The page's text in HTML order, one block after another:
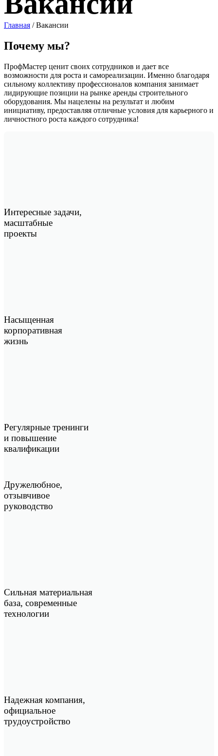
Главная /Вакансии
Почему мы?
ПрофМастер ценит своих сотрудников и дает все
возможности для роста и самореализации. Именно благодаря
сильному коллективу профессионалов компания занимает
лидирующие позиции на рынке аренды строительного
оборудования. Мы нацелены на результат и любим
инициативу, предоставляя отличные условия для карьерного и
личностного роста каждого сотрудника!
Интересные задачи,
масштабные
проекты
Насыщенная
корпоративная
жизнь
Регулярные тренинги
и повышение
квалификации
Дружелюбное,
отзывчивое
руководство
Сильная материальная
база, современные
технологии
Надежная компания,
официальное
трудоустройство